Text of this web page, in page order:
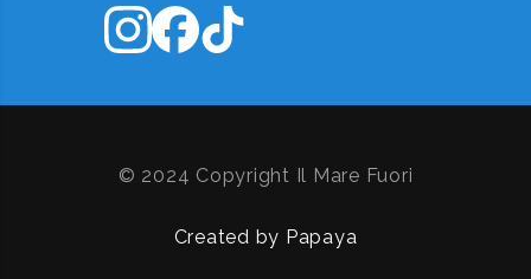
© 2024 Copyright Il Mare Fuori
Created by Papaya